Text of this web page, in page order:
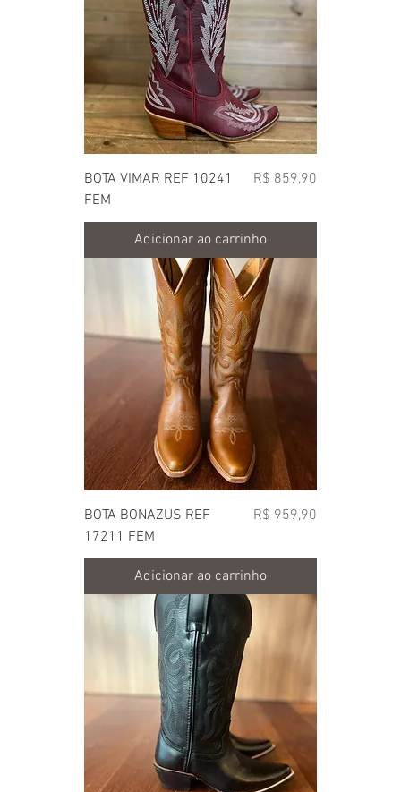
BOTA VIMAR REF 10241
FEM
Preço
R$ 859,90
Adicionar ao carrinho
BOTA BONAZUS REF
17211 FEM
Preço
R$ 959,90
Adicionar ao carrinho